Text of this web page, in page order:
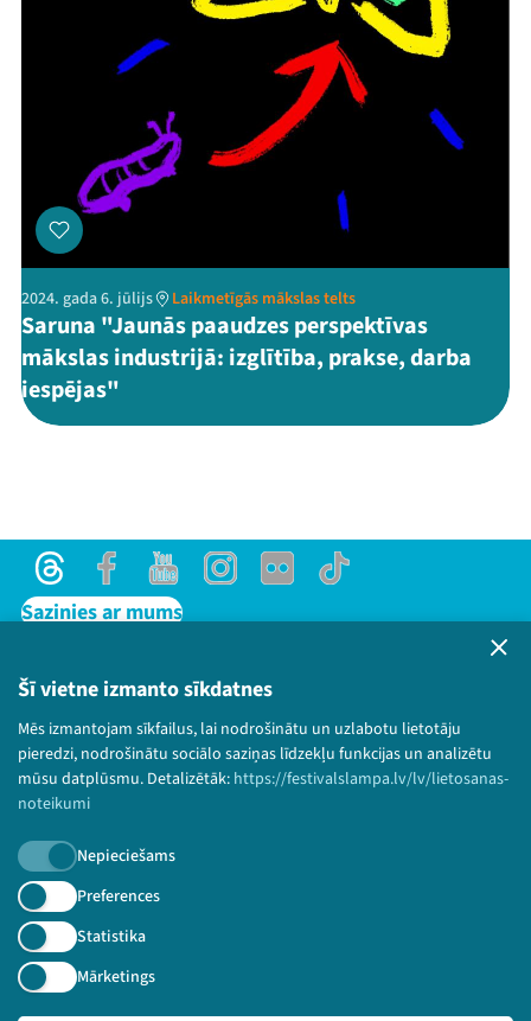
Šī vietne izmanto sīkdatnes
Mēs izmantojam sīkfailus, lai nodrošinātu un uzlabotu lietotāju
pieredzi, nodrošinātu sociālo saziņas līdzekļu funkcijas un analizētu
mūsu datplūsmu. Detalizētāk: https://festivalslampa.lv/lv/lietosanas-
noteikumi
Nepieciešams
Preferences
Statistika
Mārketings
2024. gada 6. jūlijs Laikmetīgās mākslas telts
Saruna "Jaunās paaudzes perspektīvas
mākslas industrijā: izglītība, prakse, darba
iespējas"
ThreadsFacebookYoutubeInstagram
Flick TikTok
Sazinies ar mums
Lietošanas noteikumi un sīkdatņu politika
Bērnu aizsardzības politika
© 2026 Sarunu festivāls LAMPA Visas tiesības
paturētas.
Piesakies jaunumiem!
Nepalaid garām aktuālāko informāciju!